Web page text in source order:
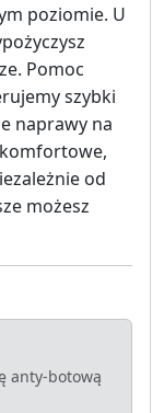
poziomie. U
Pomoc
szybki
naprawy na
od
możesz
anty-botową